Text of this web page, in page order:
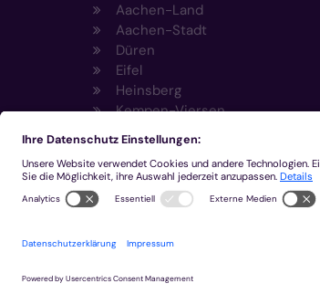
Aachen-Land
Aachen-Stadt
Düren
Eifel
Heinsberg
Kempen-Viersen
Krefeld
Mönchengladbach
© 2023 Bistum Aachen